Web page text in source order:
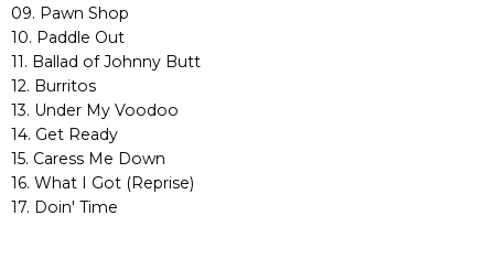
09. Pawn Shop
10. Paddle Out
11. Ballad of Johnny Butt
12. Burritos
13. Under My Voodoo
14. Get Ready
15. Caress Me Down
16. What I Got (Reprise)
17. Doin' Time